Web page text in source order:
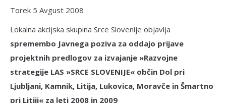
Torek 5 Avgust 2008
Lokalna akcijska skupina Srce Slovenije objavlja
spremembo Javnega poziva za oddajo prijave
projektnih predlogov za izvajanje »Razvojne
strategije LAS »SRCE SLOVENIJE« občin Dol pri
Ljubljani, Kamnik, Litija, Lukovica, Moravče in Šmartno
pri Litiji« za leti 2008 in 2009